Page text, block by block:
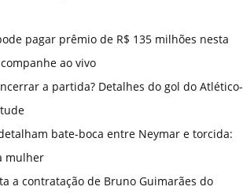
pagar prêmio de R$ 135 milhões nesta
ao vivo
a partida? Detalhes do gol do Atlético-
bate-boca entre Neymar e torcida:
mulher
a contratação de Bruno Guimarães do